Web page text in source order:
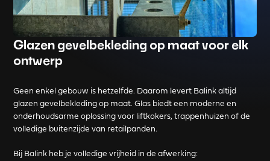
Glazen gevelbekleding op maat voor elk
ontwerp
Geen enkel gebouw is hetzelfde. Daarom levert Balink altijd
glazen gevelbekleding op maat. Glas biedt een moderne en
onderhoudsarme oplossing voor liftkokers, trappenhuizen of de
volledige buitenzijde van retailpanden.
Bij Balink heb je volledige vrijheid in de afwerking: